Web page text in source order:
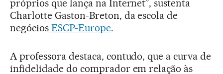
próprios que lança na Internet”, sustenta
Charlotte Gaston-Breton, da escola de
negóciosESCP-Europe.
A professora destaca, contudo, que a curva de
infidelidade do comprador em relação às